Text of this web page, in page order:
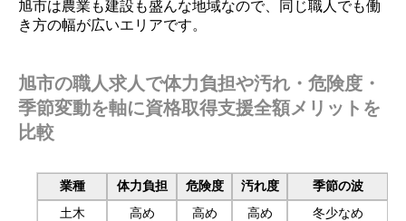
旭市は農業も建設も盛んな地域なので、同じ職人でも働
き方の幅が広いエリアです。
旭市の職人求人で体力負担や汚れ・危険度・
季節変動を軸に資格取得支援全額メリットを
比較
業種 体力負担 危険度 汚れ度
季節の波
土木
高め 高め 高め
冬少なめ